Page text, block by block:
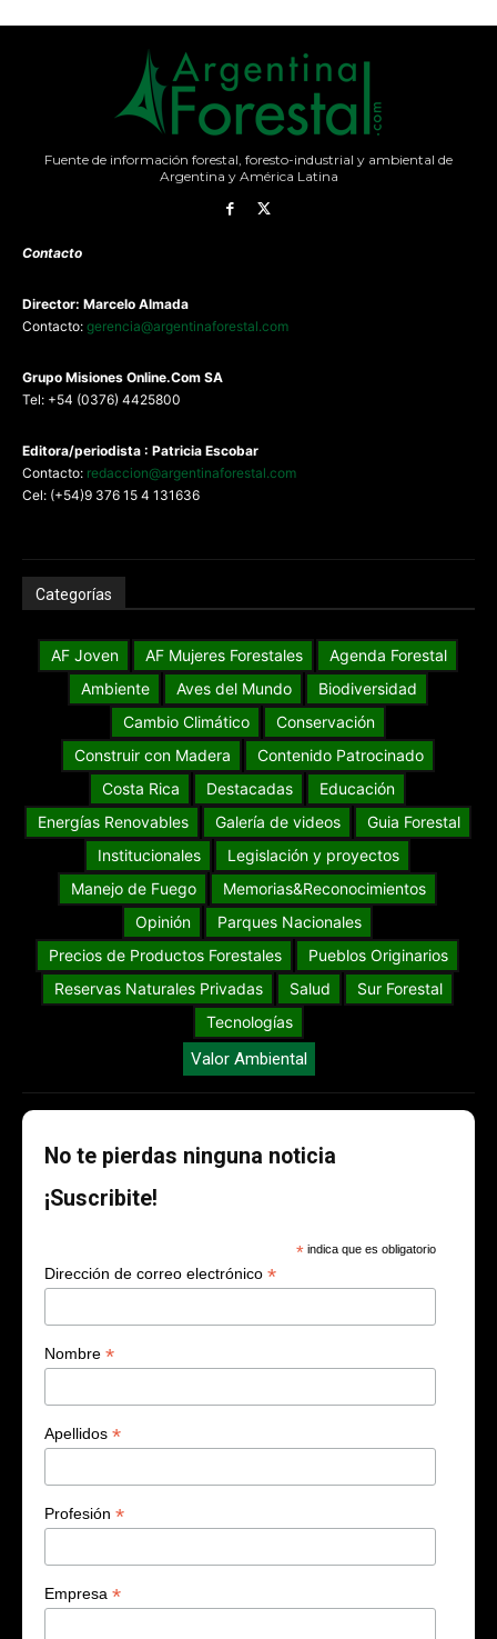
Fuente de información forestal, foresto-industrial y ambiental de
Argentina y América Latina
Contacto
Director: Marcelo Almada
Contacto: gerencia@argentinaforestal.com
Grupo Misiones Online.Com SA
Tel: +54 (0376) 4425800
Editora/periodista : Patricia Escobar
Contacto: redaccion@argentinaforestal.com
Cel: (+54)9 376 15 4 131636
Categorías
AF Joven AF Mujeres Forestales
Agenda Forestal
Ambiente
Aves del Mundo
Biodiversidad
Cambio Climático
Conservación
Construir con Madera
Contenido Patrocinado
Costa Rica
Destacadas
Educación
Energías Renovables
Galería de videos
Guia Forestal
Institucionales
Legislación y proyectos
Manejo de Fuego
Memorias&Reconocimientos
Opinión
Parques Nacionales
Precios de Productos Forestales
Pueblos Originarios
Reservas Naturales Privadas
Salud
Sur Forestal
Tecnologías
Valor Ambiental
No te pierdas ninguna noticia
¡Suscribite!
* indica que es obligatorio
Dirección de correo electrónico *
Nombre *
Apellidos *
Profesión *
Empresa *